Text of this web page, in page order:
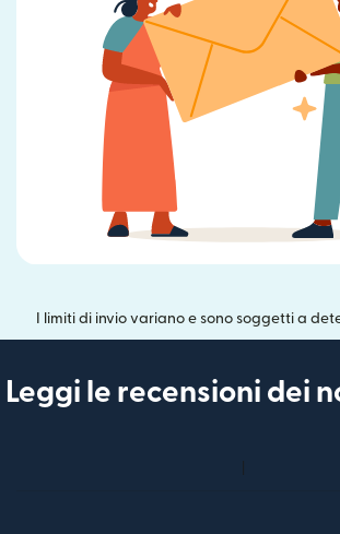
I limiti di invio variano e sono soggetti a
Leggi le recensioni dei